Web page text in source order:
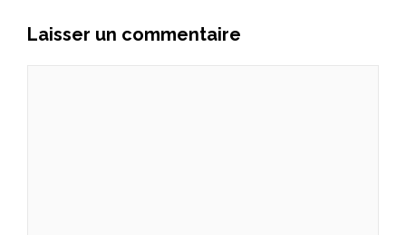
Laisser un commentaire